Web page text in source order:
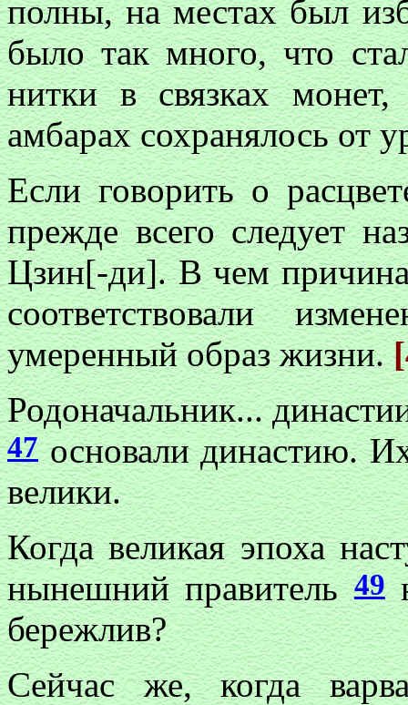
полны, на местах был
было так много, что
нитки в связках
амбарах сохранялось от
Если говорить о
прежде всего следует
Цзин[-ди]. В чем причина
соответствовали
умеренный образ жизни.
Родоначальник...
47основали династию.
велики.
Когда великая эпоха
нынешний правитель49
бережлив?
Сейчас же, когда